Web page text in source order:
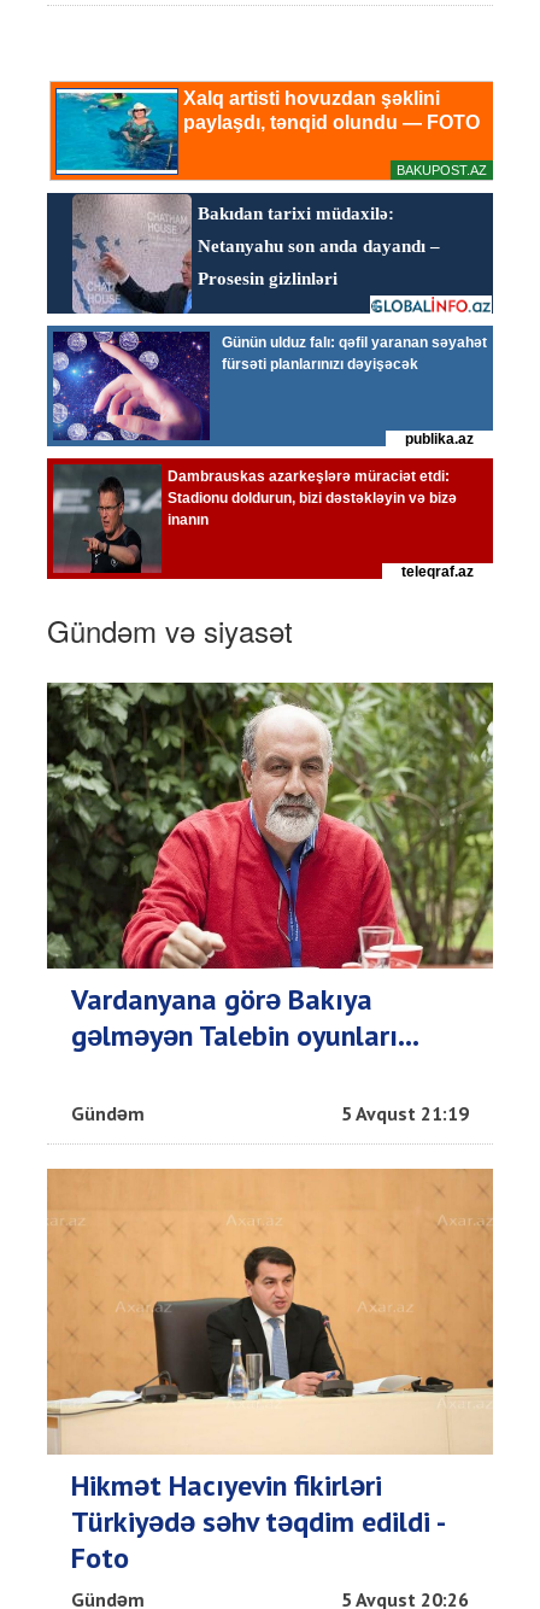
Gündəm və siyasət
Vardanyana görə Bakıya
gəlməyən Talebin oyunları...
Gündəm 5 Avqust 21:19
Hikmət Hacıyevin fikirləri
Türkiyədə səhv təqdim edildi -
Foto
Gündəm 5 Avqust 20:26